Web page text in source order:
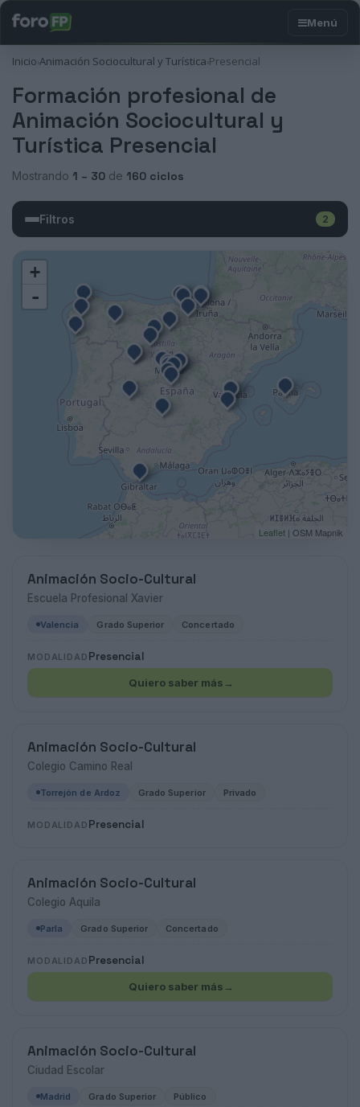
Inicio›Animación Sociocultural y Turística›Presencial
Formación profesional de
Animación Sociocultural y
Turística Presencial
Mostrando 1 – 30 de 160 ciclos
Filtros 2
Animación Socio-Cultural
Escuela Profesional Xavier
Valencia Grado Superior Concertado
MODALIDAD Presencial
Quiero saber más →
Animación Socio-Cultural
Colegio Camino Real
Torrejón de Ardoz Grado Superior Privado
MODALIDAD Presencial
Animación Socio-Cultural
Colegio Aquila
Parla Grado Superior Concertado
MODALIDAD Presencial
Quiero saber más →
Animación Socio-Cultural
Ciudad Escolar
Madrid Grado Superior Público
+
-
Leaflet | OSM Mapnik